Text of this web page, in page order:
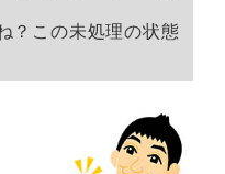
？この未処理の状態